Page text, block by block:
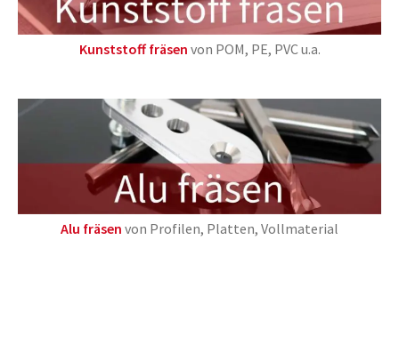
Kunststoff fräsen von POM, PE, PVC u.a.
Alu fräsen von Profilen, Platten, Vollmaterial